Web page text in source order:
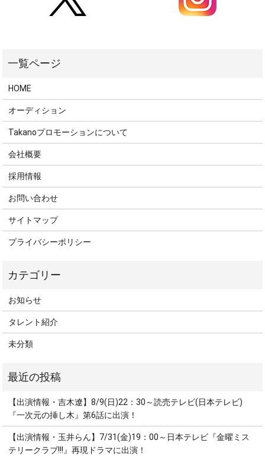
HOME
オーディション
Takanoプロモーションについて
会社概要
採用情報
お問い合わせ
サイトマップ
プライバシーポリシー
お知らせ
タレント紹介
未分類
【出演情報・吉木遼】8/9(日)22：30～読売テレビ(日本テレビ)
『一次元の挿し木』第6話に出演！
【出演情報・玉井らん】7/31(金)19：00～日本テレビ『金曜ミス
テリークラブ!!!』再現ドラマに出演！